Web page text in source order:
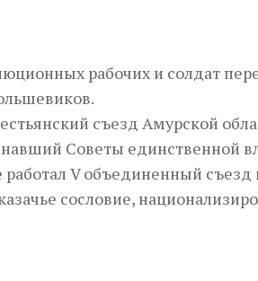
рабочих и солдат
съезд Амурской
Советы единственной
V объединенный съезд
сословие,